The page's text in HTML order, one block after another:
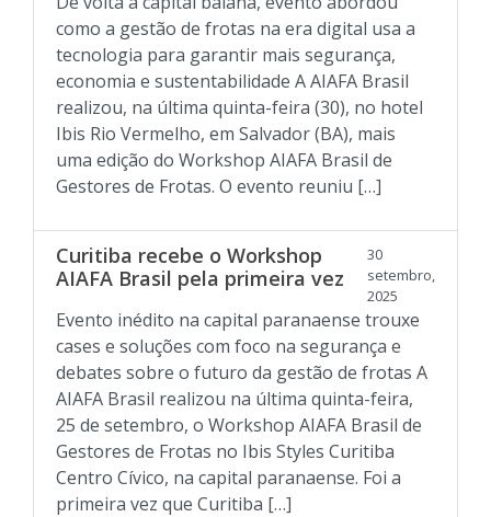
como a gestão de frotas na era digital usa a
tecnologia para garantir mais segurança,
economia e sustentabilidade A AIAFA Brasil
realizou, na última quinta-feira (30), no hotel
Ibis Rio Vermelho, em Salvador (BA), mais
uma edição do Workshop AIAFA Brasil de
Gestores de Frotas. O evento reuniu […]
Curitiba recebe o Workshop
AIAFA Brasil pela primeira vez
30
setembro,
2025
Evento inédito na capital paranaense trouxe
cases e soluções com foco na segurança e
debates sobre o futuro da gestão de frotas A
AIAFA Brasil realizou na última quinta-feira,
25 de setembro, o Workshop AIAFA Brasil de
Gestores de Frotas no Ibis Styles Curitiba
Centro Cívico, na capital paranaense. Foi a
primeira vez que Curitiba […]